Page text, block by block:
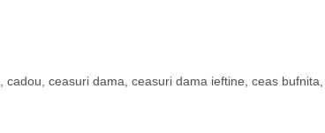
cadou ceasuri dama ceasuri dama ieftine ceas bufnita